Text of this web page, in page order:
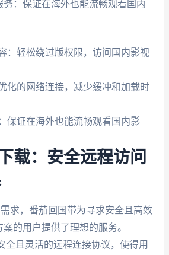
务：保证在海外也能流畅观看国内
：轻松绕过版权限，访问国内影视
化的网络连接，减少缓冲和加载时
保证在海外也能流畅观看国内影
载：安全远程访问
求，番茄回国带为寻求安全且高效
的用户提供了理想的服务。
全且灵活的远程连接协议，使得用